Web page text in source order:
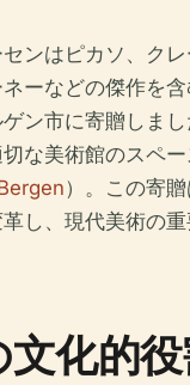
ンはピカソ、ク
ネーなどの傑作を
ン市に寄贈しま
な美術館のスペ
）。この寄
し、現代美術の
化的